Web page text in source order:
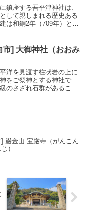
鎮座する吾平津神社は、
して親しまれる歴史ある
は和銅2年（709年）と伝
、神武天皇の妃である吾
。神武天...
市] 大御神社（おおみ
洋を見渡す柱状岩の上に
をご祭神とする神社で
のさざれ石群があること
巌金山 宝厳寺（がんこん
）